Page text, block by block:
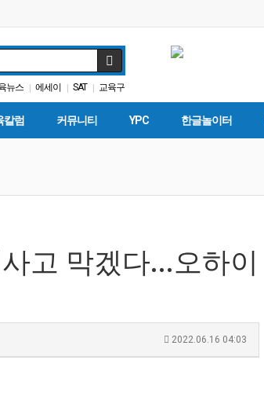
뉴스 | 에세이 | SAT | 교육구
부 | 매그닛 스쿨
칼럼 커뮤니티 YPC 한글놀이터
고 막겠다...오하이
2022.06.16 04:03